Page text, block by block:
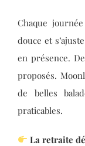
Chaque
douce et
en présence.
proposés.
de belles
praticables.
La retraite